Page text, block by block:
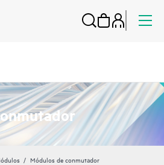
Módulos de conmutador